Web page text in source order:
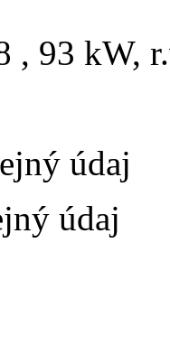
, 93 kW,
údaj
údaj